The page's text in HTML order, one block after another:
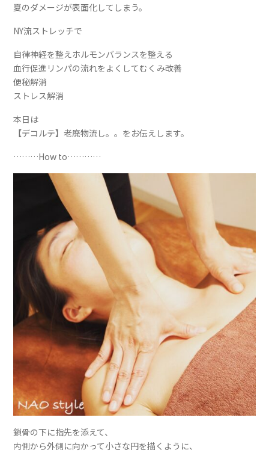
夏のダメージが表面化してしまう。
NY流ストレッチで
自律神経を整えホルモンバランスを整える
血行促進リンパの流れをよくしてむくみ改善
便秘解消
ストレス解消
本日は
【デコルテ】老廃物流し。。をお伝えします。
………How to…………
鎖骨の下に指先を添えて、
内側から外側に向かって小さな円を描くように、